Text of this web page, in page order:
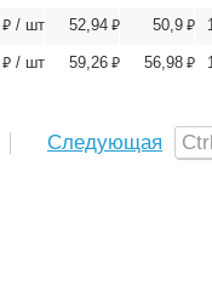
⃏ / шт 52,94 ⃏ 50,9 ⃏
⃏ / шт 59,26 ⃏ 56,98 ⃏
Следующая